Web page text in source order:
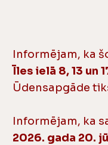
Informējam, ka
Īles ielā 8, 13 un
Ūdensapgāde
Informējam, ka
2026. gada 20.